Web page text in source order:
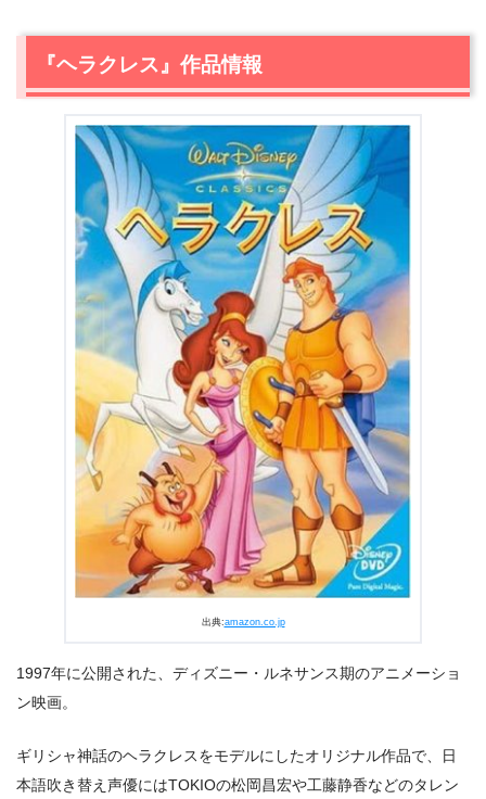
＼＼ディズニープラスを楽しむ 解約もOK／／
今すぐディズニープラスで見る
Disney+ (ディズニープラス)
ディズニープ
ラスのためだけに制作された長編映画・シリーズ作品
『ヘラクレス』作品情報
出典:amazon.co.jp
1997年に公開された、ディズニー・ルネサンス期のアニメーショ
ン映画。
ギリシャ神話のヘラクレスをモデルにしたオリジナル作品で、日
本語吹き替え声優にはTOKIOの松岡昌宏や工藤静香などのタレン